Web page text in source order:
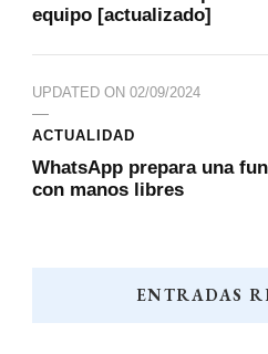
equipo [actualizado]
UPDATED ON 02/09/2024
ACTUALIDAD
WhatsApp prepara una
con manos libres
ENTRADAS